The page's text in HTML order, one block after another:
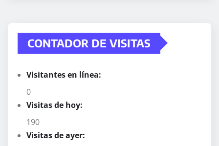
CONTADOR DE VISITAS
Visitantes en línea:
0
Visitas de hoy:
190
Visitas de ayer: